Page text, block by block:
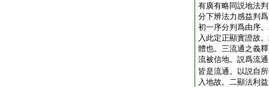
有廣有略同説地法
分下辨法力感益判
初一序分判爲由序
入此定正顯實證故
體也。三流通之義
流被信地。説爲流
皆是流通。以説自
入地故。二顯法利